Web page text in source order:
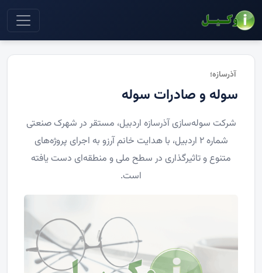
آذرسازه؛
سوله و صادرات سوله
شرکت سوله‌سازی آذرسازه اردبیل، مستقر در شهرک صنعتی
شماره ۲ اردبیل، با هدایت خانم آرزو به اجرای پروژه‌های
متنوع و تاثیرگذاری در سطح ملی و منطقه‌ای دست یافته
است.